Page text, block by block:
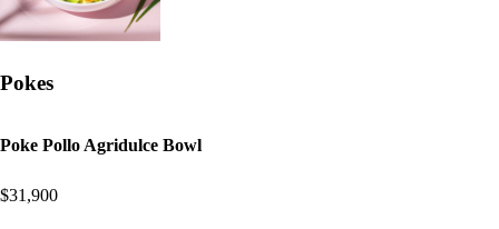
Pokes
Poke Pollo Agridulce Bowl
$31,900